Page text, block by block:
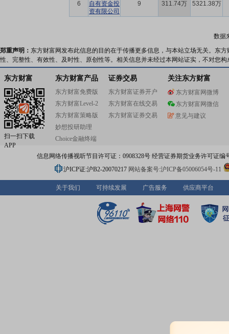
6
自有资金投
资有限公司
9 311.74万 5321.38万
数据
郑重声明： 东方财富网发布此信息的目的在于传播更多信息，与本站立场无关。东
性、完整性、有效性、及时性、原创性等。相关信息并未经过本网站证实，不对您
东方财富
扫一扫下载
APP
东方财富产品
东方财富免费版
东方财富Level-2
东方财富策略版
妙想投研助理
Choice金融终端
证券交易
东方财富证券开户
东方财富在线交易
东方财富证券交易
关注东方财富
东方财富网微博
东方财富网微信
意见与建议
信息网络传播视听节目许可证：0908328号 经营证券期货业务许可证编
沪ICP证:沪B2-20070217 网站备案号:沪ICP备05006054号-11
关于我们 可持续发展 广告服务 供应商平台